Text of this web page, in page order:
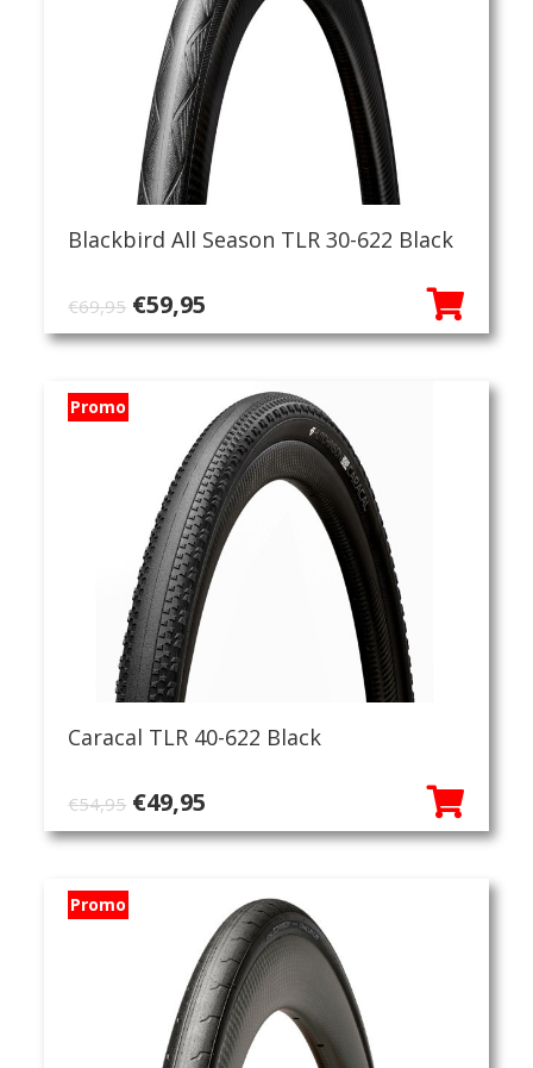
Blackbird All Season TLR 30-622 Black
€69,95 Oorspronkelijke
prijs
€59,95
prijs
€59,95.
Promo
Caracal TLR 40-622 Black
€54,95 Oorspronkelijke
prijs
€49,95
prijs
€49,95.
Promo